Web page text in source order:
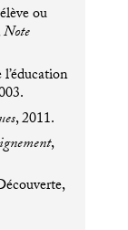
ou
Note
, 2011.
,